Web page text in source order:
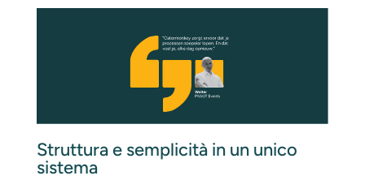
Struttura e semplicità in un unico
sistema